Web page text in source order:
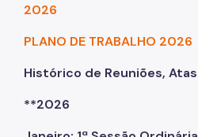
2026
PLANO DE TRABALHO 2026
Histórico de Reuniões,
**2026